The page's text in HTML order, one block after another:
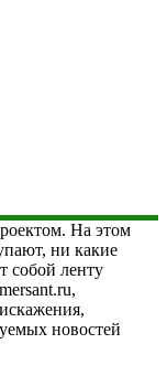
На этом
ни какие
собой ленту
новостей